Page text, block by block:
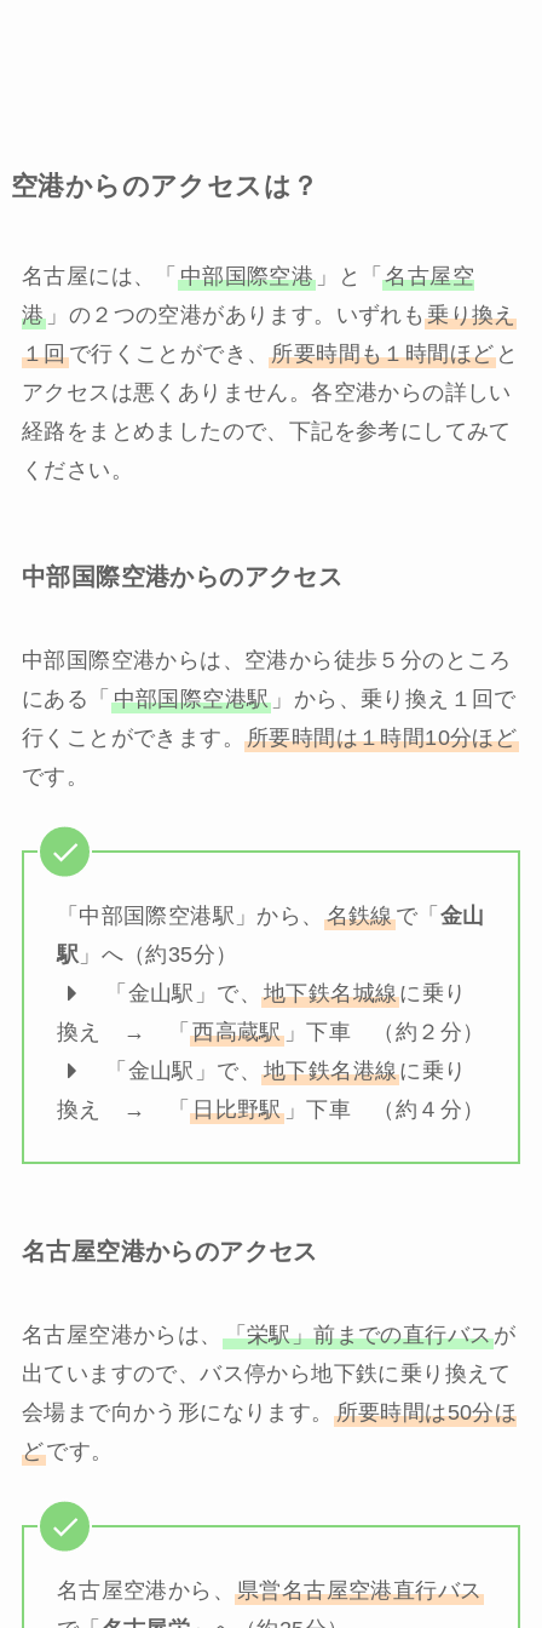
空港からのアクセスは？
名古屋には、「 中部国際空港 」と「名古屋空
港 」の２つの空港があります。いずれも乗り換え
１回で行くことができ、所要時間も１時間ほど と
アクセスは悪くありません。各空港からの詳しい
経路をまとめましたので、下記を参考にしてみて
ください。
中部国際空港からのアクセス
中部国際空港からは、空港から徒歩５分のところ
にある「 中部国際空港駅 」から、乗り換え１回で
行くことができます。 所要時間は１時間10分ほど
です。
「中部国際空港駅」から、 名鉄線で「 金山
駅 」へ（約35分）
「金山駅」で、 地下鉄名城線に乗り
換え → 「西高蔵駅」下車 （約２分）
「金山駅」で、 地下鉄名港線に乗り
換え → 「日比野駅」下車 （約４分）
名古屋空港からのアクセス
名古屋空港からは、 「栄駅」前までの直行バスが
出ていますので、バス停から地下鉄に乗り換えて
会場まで向かう形になります。 所要時間は50分ほ
どです。
名古屋空港から、県営名古屋空港直行バス